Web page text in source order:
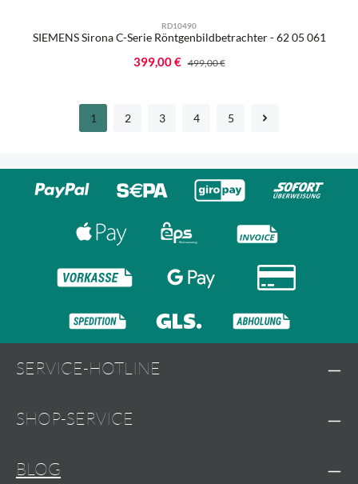
RD10490
SIEMENS Sirona C-Serie Röntgenbildbetrachter - 62 05 061
Verkaufspreis:
399,00 € Regulärer Preis:
499,00 €
Seite
1
Seite
2
Seite
3
Seite
4
Seite
5
SERVICE-HOTLINE
SHOP-SERVICE
BLOG